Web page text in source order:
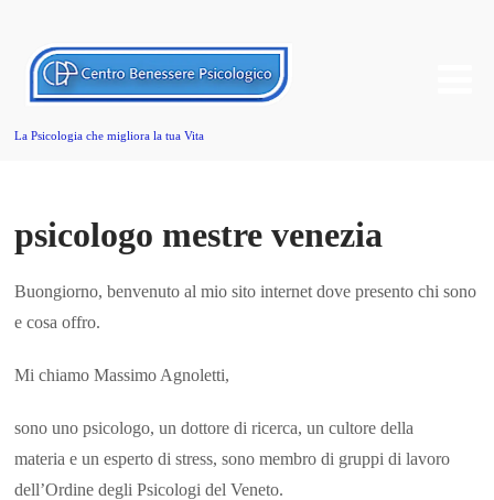
La Psicologia che migliora la tua Vita
psicologo mestre venezia
Buongiorno, benvenuto al mio sito internet dove presento chi sono
e cosa offro.
Mi chiamo Massimo Agnoletti,
sono uno psicologo, un dottore di ricerca, un cultore della
materia e un esperto di stress, sono membro di gruppi di lavoro
dell’Ordine degli Psicologi del Veneto.